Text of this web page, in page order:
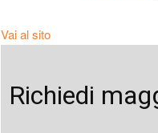
Vai al sito
Richiedi